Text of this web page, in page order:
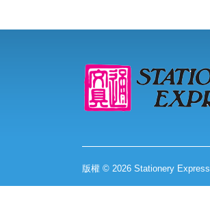
版權 © 2026 Stationery Express